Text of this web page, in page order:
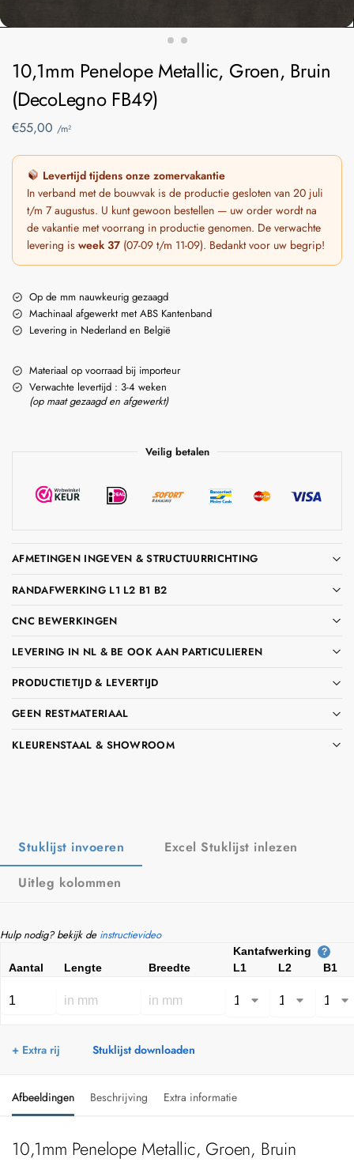
10,1mm Penelope Metallic, Groen, Bruin
(DecoLegno FB49)
€55,00 /m²
Levertijd tijdens onze zomervakantie
In verband met de bouwvak is de productie gesloten van 20 juli
t/m 7 augustus. U kunt gewoon bestellen — uw order wordt na
de vakantie met voorrang in productie genomen. De verwachte
levering is week 37 (07-09 t/m 11-09). Bedankt voor uw begrip!
Op de mm nauwkeurig gezaagd
Machinaal afgewerkt met ABS Kantenband
Levering in Nederland en België
Materiaal op voorraad bij importeur
Verwachte levertijd : 3-4 weken
(op maat gezaagd en afgewerkt)
Veilig betalen
AFMETINGEN INGEVEN & STRUCTUURRICHTING
RANDAFWERKING L1 L2 B1 B2
CNC BEWERKINGEN
LEVERING IN NL & BE OOK AAN PARTICULIEREN
PRODUCTIETIJD & LEVERTIJD
GEEN RESTMATERIAAL
KLEURENSTAAL & SHOWROOM
Stuklijst invoeren
Excel Stuklijst inlezen
Uitleg kolommen
Hulp nodig? bekijk de instructievideo
Kantafwerking ?
Aantal Lengte Breedte L1 L2 B1
+ Extra rij Stuklijst downloaden
Afbeeldingen Beschrijving Extra informatie
10,1mm Penelope Metallic, Groen, Bruin